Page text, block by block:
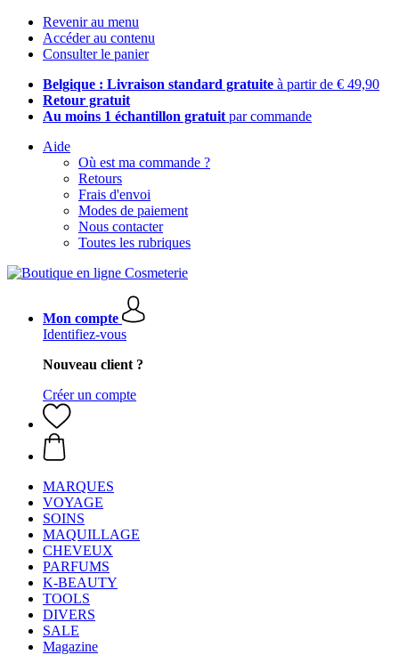
Revenir au menu
Accéder au contenu
Consulter le panier
Belgique : Livraison standard gratuite à partir de € 49,90
Retour gratuit
Au moins 1 échantillon gratuit par commande
Aide
Où est ma commande ?
Retours
Frais d'envoi
Modes de paiement
Nous contacter
Toutes les rubriques
Mon compte
Identifiez-vous
Nouveau client ?
Créer un compte
MARQUES
VOYAGE
SOINS
MAQUILLAGE
CHEVEUX
PARFUMS
K-BEAUTY
TOOLS
DIVERS
SALE
Magazine